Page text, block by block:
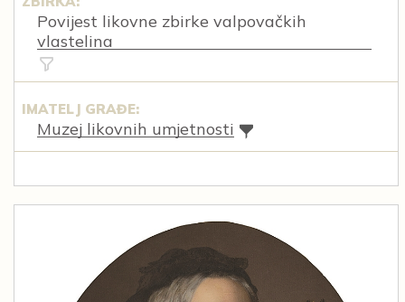
Povijest likovne zbirke valpovačkih
vlastelina
IMATELJ GRAĐE:
Muzej likovnih umjetnosti